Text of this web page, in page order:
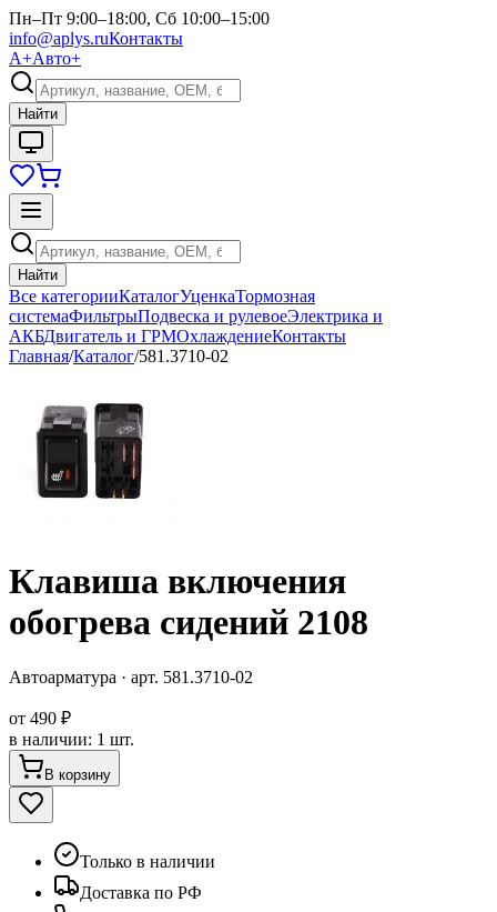
Пн–Пт 9:00–18:00, Сб 10:00–15:00
info@aplys.ruКонтакты
А+Авто+
Найти
Найти
Все категорииКаталогУценкаТормозная
системаФильтрыПодвеска и рулевоеЭлектрика и
АКБДвигатель и ГРМОхлаждениеКонтакты
Главная/Каталог/581.3710-02
Клавиша включения
обогрева сидений 2108
Автоарматура · арт. 581.3710-02
от 490 ₽
в наличии: 1 шт.
В корзину
Только в наличии
Доставка по РФ